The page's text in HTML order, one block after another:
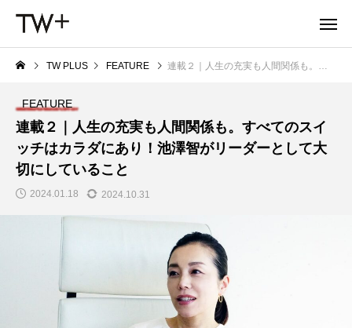
TW PLUS FEATURE 連載２｜人生の充実も人間関係も。すべてのスイッチはカラダにあり！池澤智がリーダーとして大切にしていること
FEATURE
連載２｜人生の充実も人間関係も。すべてのスイ
ッチはカラダにあり！池澤智がリーダーとして大
切にしていること
2024.01.18 2024.10.31